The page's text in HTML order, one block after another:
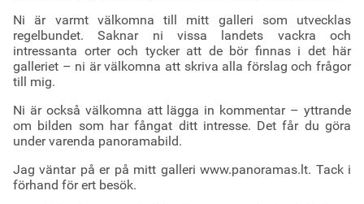
Ni är varmt välkomna till mitt galleri som utvecklas
regelbundet. Saknar ni vissa landets vackra och
intressanta orter och tycker att de bör finnas i det här
galleriet – ni är välkomna att skriva alla förslag och frågor
till mig.
Ni är också välkomna att lägga in kommentar – yttrande
om bilden som har fångat ditt intresse. Det får du göra
under varenda panoramabild.
Jag väntar på er på mitt galleri www.panoramas.lt. Tack i
förhand för ert besök.